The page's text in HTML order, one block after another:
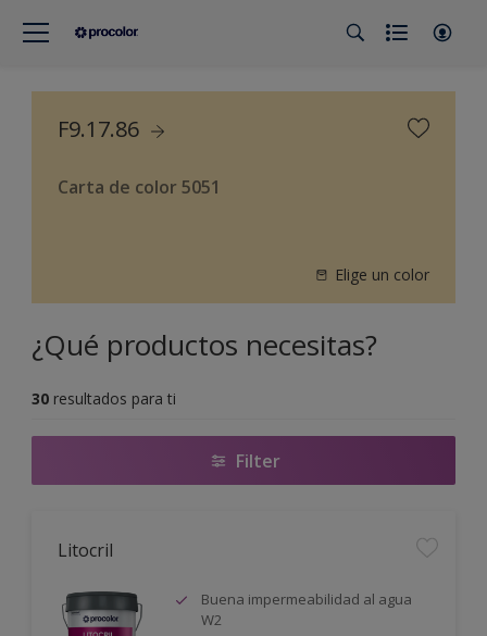
F9.17.86
Carta de color 5051
Elige un color
¿Qué productos necesitas?
30 resultados para ti
Filter
Litocril
Buena impermeabilidad al agua
W2